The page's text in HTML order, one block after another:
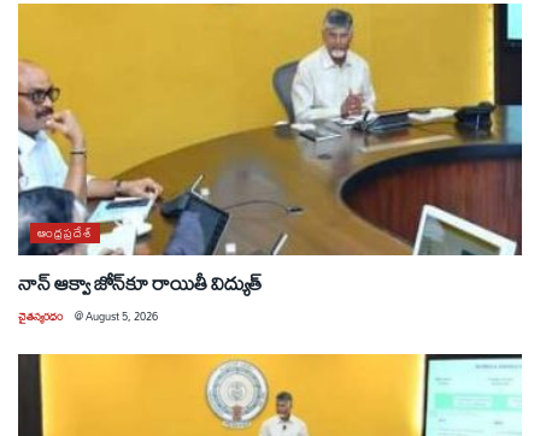
ఆంధ్రప్రదేశ్
నాన్ ఆక్వా జోన్‌కూ రాయితీ విద్యుత్
చైతన్యరధం @August 5, 2026